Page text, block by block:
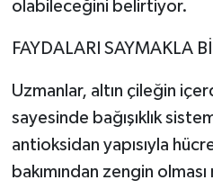
olabileceğini belirtiyor.
FAYDALARI SAYMAKLA
Uzmanlar, altın çileğin
sayesinde bağışıklık
antioksidan yapısıyla
bakımından zengin